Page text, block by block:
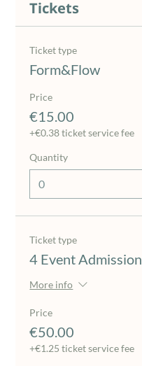
Tickets
Ticket type
Form&Flow
Price
€15.00
+€0.38 ticket service fee
Quantity
Ticket type
4 Event Admission
More info
Price
€50.00
+€1.25 ticket service fee